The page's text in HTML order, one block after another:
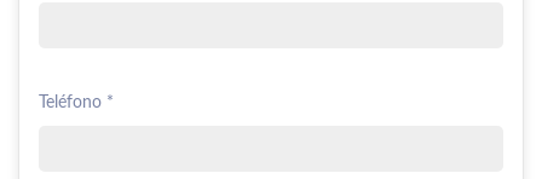
Teléfono *